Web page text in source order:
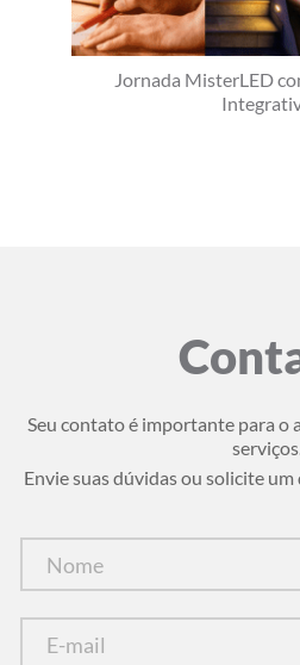
Jornada MisterLED
Seu contato é importante para o
Envie suas dúvidas ou solicite